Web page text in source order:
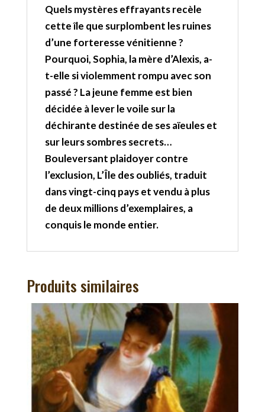
Quels mystères effrayants recèle
cette île que surplombent les ruines
d’une forteresse vénitienne ?
Pourquoi, Sophia, la mère d’Alexis, a-
t-elle si violemment rompu avec son
passé ? La jeune femme est bien
décidée à lever le voile sur la
déchirante destinée de ses aïeules et
sur leurs sombres secrets…
Bouleversant plaidoyer contre
l’exclusion, L’Île des oubliés, traduit
dans vingt-cinq pays et vendu à plus
de deux millions d’exemplaires, a
conquis le monde entier.
Produits similaires